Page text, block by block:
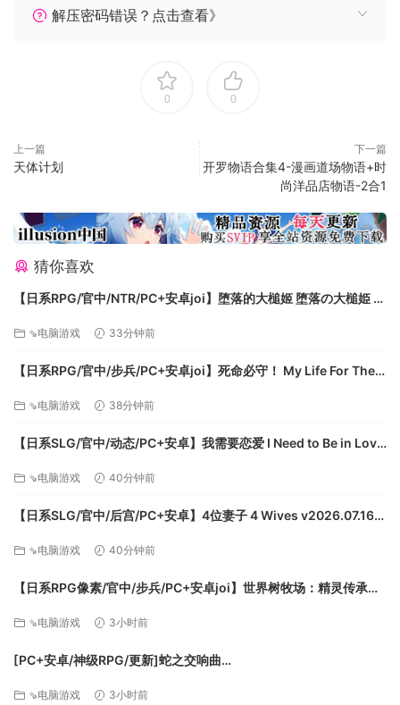
解压密码错误？点击查看》
0 0
上一篇
天体计划
下一篇
开罗物语合集4-漫画道场物语+时
尚洋品店物语-2合1
猜你喜欢
【日系RPG/官中/NTR/PC+安卓joi】堕落的大槌姬 堕落の大槌姫 官
⇘电脑游戏 33分钟前
【日系RPG/官中/步兵/PC+安卓joi】死命必守！ My Life For Thee!
⇘电脑游戏 38分钟前
【日系SLG/官中/动态/PC+安卓】我需要恋爱 I Need to Be in Love
⇘电脑游戏 40分钟前
【日系SLG/官中/后宫/PC+安卓】4位妻子 4 Wives v2026.07.16
⇘电脑游戏 40分钟前
【日系RPG像素/官中/步兵/PC+安卓joi】世界树牧场：精灵传承
ムと世界樹の牧場～ 官方中文步兵版【1.26G】
⇘电脑游戏 3小时前
[PC+安卓/神级RPG/更新]蛇之交响曲
⇘电脑游戏 3小时前